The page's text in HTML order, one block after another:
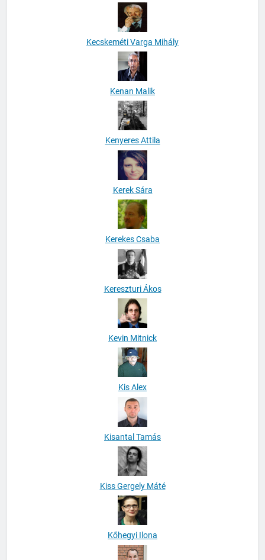
Kecskeméti Varga Mihály
Kenan Malik
Kenyeres Attila
Kerek Sára
Kerekes Csaba
Kereszturi Ákos
Kevin Mitnick
Kis Alex
Kisantal Tamás
Kiss Gergely Máté
Kőhegyi Ilona